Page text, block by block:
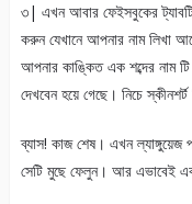
৩| এখন আবার ফেইসবুকের
করুন যেখানে আপনার নাম
আপনার কাঙ্কিত এক শব্দের নাম
দেখবেন হয়ে গেছে। নিচে স্কীনশর্ট
ব্যাস! কাজ শেষ। এখন ল্যাঙ্গুয়েজ
সেটি মুছে ফেলুন। আর এভাবেই